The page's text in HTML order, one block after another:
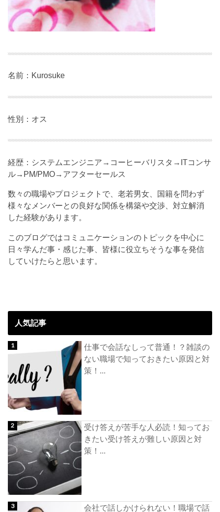
名前：Kurosuke
性別：オス
経歴：システムエンジニア→コーヒーバリスタ→ITコンサ
ル→PM/PMO→アフターセールス
数々の職場やプロジェクトで、老若男女、国籍を問わず
様々なメンバーとの良好な関係を構築や交渉、対立解消
した経験があります。
このブログではコミュニケーションのトピックを中心に
日々学んだ事・感じた事、皆様に役立ちそうな事を発信
していけたらと思います。
人気記事
仕事で会話なしって普通！？雑談の
ない職場で知っておきたい原因と対
策！...
受け答えが苦手な人必読！知ってお
きたい受け答えが難しい原因と対
策！...
会社で話しかけられない！職場で話